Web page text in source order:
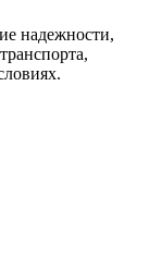
надежности,